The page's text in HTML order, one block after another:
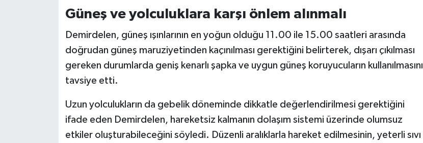
Güneş ve yolculuklara karşı önlem alınmalı
Demirdelen, güneş ışınlarının en yoğun olduğu 11.00 ile 15.00 saatleri arasında
doğrudan güneş maruziyetinden kaçınılması gerektiğini belirterek, dışarı çıkılması
gereken durumlarda geniş kenarlı şapka ve uygun güneş koruyucuların kullanılmasını
tavsiye etti.
Uzun yolculukların da gebelik döneminde dikkatle değerlendirilmesi gerektiğini
ifade eden Demirdelen, hareketsiz kalmanın dolaşım sistemi üzerinde olumsuz
etkiler oluşturabileceğini söyledi. Düzenli aralıklarla hareket edilmesinin, yeterli sıvı